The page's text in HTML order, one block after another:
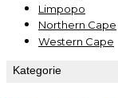
Limpopo
Northern Cape
Western Cape
Kategorie